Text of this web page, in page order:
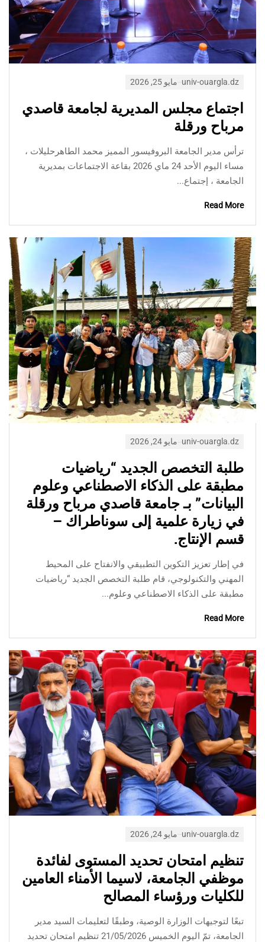
univ-ouargla.dz مايو 25, 2026
اجتماع مجلس المديرية لجامعة قاصدي
مرباح ورقلة
ترأس مدير الجامعة البروفيسور المميز محمد الطاهرحليلات ،
مساء اليوم الأحد 24 ماي 2026 بقاعة الاجتماعات بمديرية
الجامعة ، إجتماع...
Read More
univ-ouargla.dz مايو 24, 2026
طلبة التخصص الجديد “رياضيات
مطبقة على الذكاء الاصطناعي وعلوم
البيانات” بـ جامعة قاصدي مرباح ورقلة
في زيارة علمية إلى سوناطراك –
قسم الإنتاج.
في إطار تعزيز التكوين التطبيقي والانفتاح على المحيط
المهني والتكنولوجي، قام طلبة التخصص الجديد “رياضيات
مطبقة على الذكاء الاصطناعي وعلوم...
Read More
univ-ouargla.dz مايو 24, 2026
تنظيم امتحان تحديد المستوى لفائدة
موظفي الجامعة، لاسيما الأمناء العامين
للكليات ورؤساء المصالح
تبعًا لتوجيهات الوزارة الوصية، وطبقًا لتعليمات السيد مدير
الجامعة، تمّ اليوم الخميس 21/05/2026 تنظيم امتحان تحديد